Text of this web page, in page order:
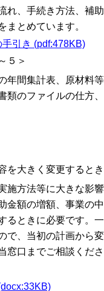
れ、手続き方法、補助
まとめています。
引き (pdf:478KB)
５＞
年間集計表、原材料等
類のファイルの仕方、
を大きく変更するとき
施方法等に大きな影響
金額の増額、事業の中
るときに必要です。一
で、当初の計画から変
窓口までご相談くださ